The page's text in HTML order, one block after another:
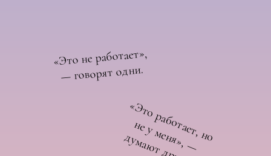
«Это не работает»,
— говорят одни.
«
Э
т
о
р
а
б
о
т
а
е
т
, н
н
е
у
м
е
я
»
, —
у
м
а
ю
т
д
р
у
г
и
е